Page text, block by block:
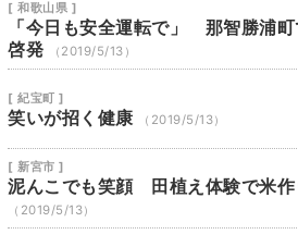
[ 和歌山県 ]
「今日も安全運転で」 那智勝浦
啓発
（2019/5/13）
[ 紀宝町 ]
笑いが招く健康 （2019/5/13）
[ 新宮市 ]
泥んこでも笑顔 田植え体験で米作
（2019/5/13）